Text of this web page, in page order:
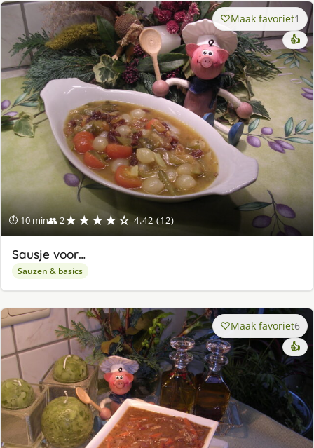
⏱ 10 min👥 2★★★★☆ 4.42 (12)
Maak favoriet1
👍
Sausje voor…
Sauzen & basics
Maak favoriet6
👍